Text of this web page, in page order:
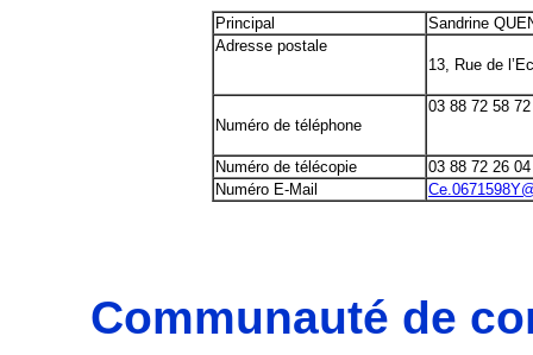
Principal
Sandrine
Adresse postale
13, Rue de
Numéro de téléphone
03 88 72 58 72
Numéro de télécopie
03 88 72 26 04
Numéro E-Mail
Communauté de